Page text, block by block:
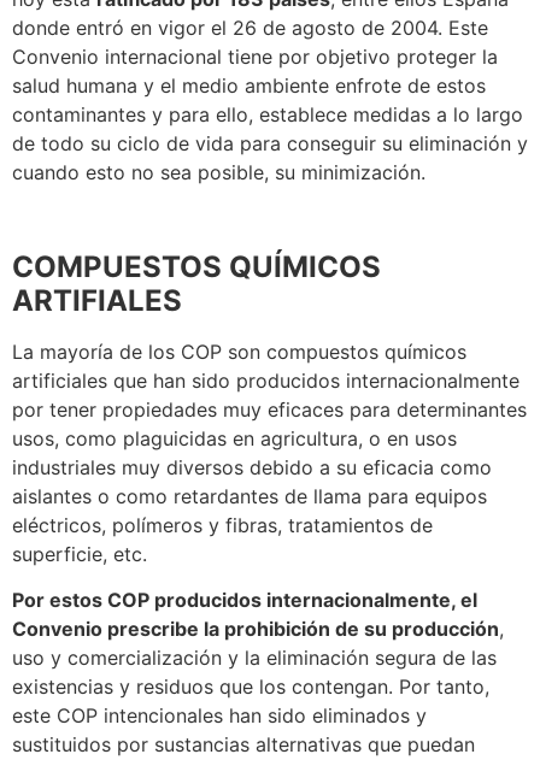
donde entró en vigor el 26 de agosto de 2004. Este
Convenio internacional tiene por objetivo proteger la
salud humana y el medio ambiente enfrote de estos
contaminantes y para ello, establece medidas a lo largo
de todo su ciclo de vida para conseguir su eliminación y
cuando esto no sea posible, su minimización.
COMPUESTOS QUÍMICOS
ARTIFIALES
La mayoría de los COP son compuestos químicos
artificiales que han sido producidos internacionalmente
por tener propiedades muy eficaces para determinantes
usos, como plaguicidas en agricultura, o en usos
industriales muy diversos debido a su eficacia como
aislantes o como retardantes de llama para equipos
eléctricos, polímeros y fibras, tratamientos de
superficie, etc.
Por estos COP producidos internacionalmente, el
Convenio prescribe la prohibición de su producción,
uso y comercialización y la eliminación segura de las
existencias y residuos que los contengan. Por tanto,
este COP intencionales han sido eliminados y
sustituidos por sustancias alternativas que puedan